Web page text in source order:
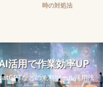
時の対処法
活用で作業効率UP
などの無料ツール活用法